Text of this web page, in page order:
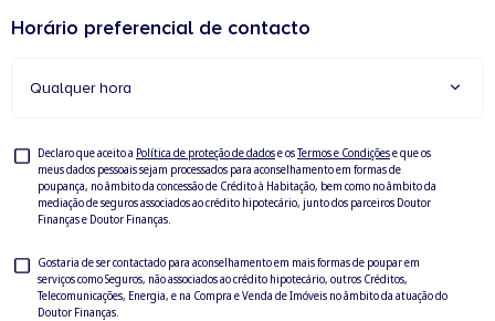
Horário preferencial de contacto
Qualquer hora
Privacy
Check
Declaro que aceito a Política de proteção de dadose osTermos e Condiçõese que os
meus dados pessoais sejam processados para aconselhamento em formas de
poupança, no âmbito da concessão de Crédito à Habitação, bem como no âmbito da
mediação de seguros associados ao crédito hipotecário, junto dos parceiros Doutor
Finanças e Doutor Finanças.
Privacy
Check
Gostaria de ser contactado para aconselhamento em mais formas de poupar em
serviços como Seguros, não associados ao crédito hipotecário, outros Créditos,
Telecomunicações, Energia, e na Compra e Venda de Imóveis no âmbito da atuação do
Doutor Finanças.